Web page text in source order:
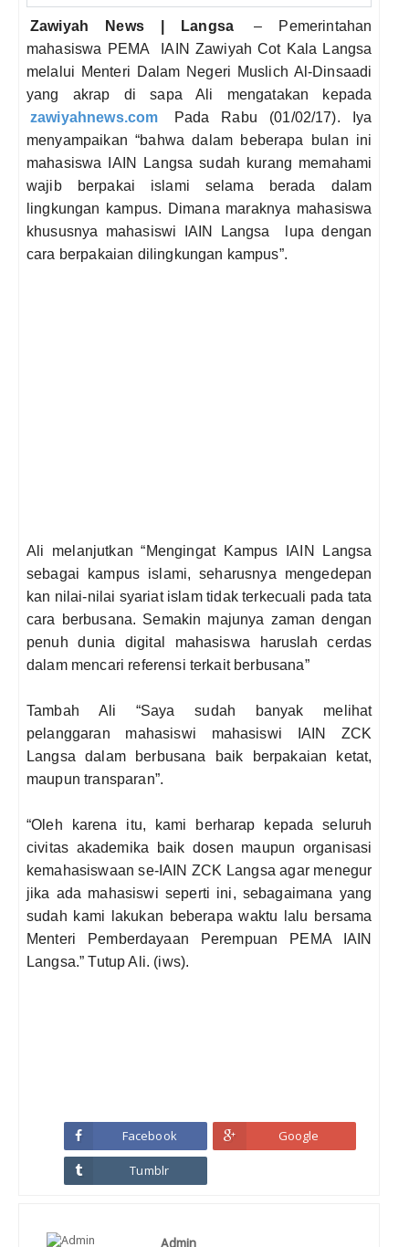
Zawiyah News | Langsa
– Pemerintahan
mahasiswa PEMA IAIN Zawiyah Cot Kala Langsa
melalui Menteri Dalam Negeri Muslich Al-Dinsaadi
yang akrap di sapa Ali mengatakan kepada
zawiyahnews.com
Pada Rabu (01/02/17). Iya
menyampaikan “bahwa dalam beberapa bulan ini
mahasiswa IAIN Langsa sudah kurang memahami
wajib berpakai islami selama berada dalam
lingkungan kampus. Dimana maraknya mahasiswa
khususnya mahasiswi IAIN Langsa lupa dengan
cara berpakaian dilingkungan kampus”.
Ali melanjutkan “Mengingat Kampus IAIN Langsa
sebagai kampus islami, seharusnya mengedepan
kan nilai-nilai syariat islam tidak terkecuali pada tata
cara berbusana. Semakin majunya zaman dengan
penuh dunia digital mahasiswa haruslah cerdas
dalam mencari referensi terkait berbusana”
Tambah Ali “Saya sudah banyak melihat
pelanggaran mahasiswi mahasiswi IAIN ZCK
Langsa dalam berbusana baik berpakaian ketat,
maupun transparan”.
“Oleh karena itu, kami berharap kepada seluruh
civitas akademika baik dosen maupun organisasi
kemahasiswaan se-IAIN ZCK Langsa agar menegur
jika ada mahasiswi seperti ini, sebagaimana yang
sudah kami lakukan beberapa waktu lalu bersama
Menteri Pemberdayaan Perempuan PEMA IAIN
Langsa.” Tutup Ali. (iws).
Facebook Google
Tumblr
Admin